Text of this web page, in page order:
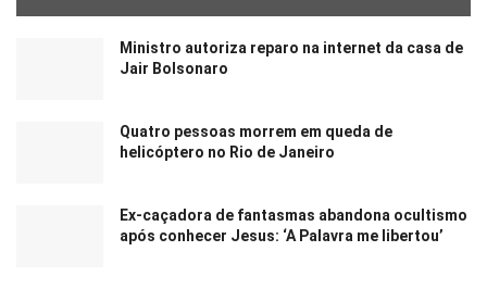
Ministro autoriza reparo na internet da casa de
Jair Bolsonaro
Quatro pessoas morrem em queda de
helicóptero no Rio de Janeiro
Ex-caçadora de fantasmas abandona ocultismo
após conhecer Jesus: ‘A Palavra me libertou’